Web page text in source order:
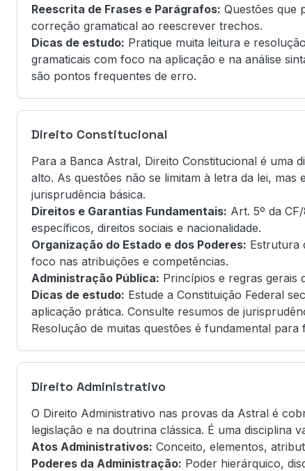
Reescrita de Frases e Parágrafos: Questões que
correção gramatical ao reescrever trechos.
Dicas de estudo: Pratique muita leitura e
gramaticais com foco na aplicação e na análise
são pontos frequentes de erro.
Direito Constitucional
Para a Banca Astral, Direito Constitucional é uma
alto. As questões não se limitam à letra da lei,
jurisprudência básica.
Direitos e Garantias Fundamentais: Art. 5º da
específicos, direitos sociais e nacionalidade.
Organização do Estado e dos Poderes: Estrutura
foco nas atribuições e competências.
Administração Pública: Princípios e regras gerais
Dicas de estudo: Estude a Constituição Federal
aplicação prática. Consulte resumos de
Resolução de muitas questões é fundamental
Direito Administrativo
O Direito Administrativo nas provas da Astral é
legislação e na doutrina clássica. É uma disciplina
Atos Administrativos: Conceito, elementos,
Poderes da Administração: Poder hierárquico,